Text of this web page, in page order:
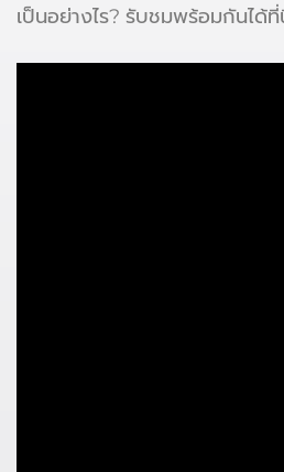
เป็นอย่างไร? รับชมพร้อมกันได้ที่